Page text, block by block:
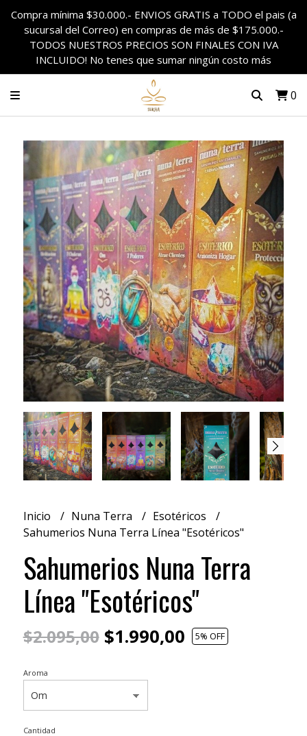
Compra mínima $30.000.- ENVIOS GRATIS a TODO el pais (a
sucursal del Correo) en compras de más de $175.000.-
TODOS NUESTROS PRECIOS SON FINALES CON IVA
INCLUIDO! No tenes que sumar ningún costo más
0
Inicio Nuna Terra
Esotéricos
Sahumerios Nuna Terra Línea "Esotéricos"
Sahumerios Nuna Terra
Línea "Esotéricos"
$2.095,00$1.990,00 5% OFF
Aroma
Cantidad